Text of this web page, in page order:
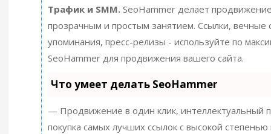
Трафик и SMM.SeoHammer делает
прозрачным и простым занятием. Ссылки, вечные
упоминания, пресс-релизы - используйте по
SeoHammer для продвижения вашего сайта.
Что умеет делать SeoHammer
— Продвижение в один клик, интеллектуальный
покупка самых лучших ссылок с высокой степенью